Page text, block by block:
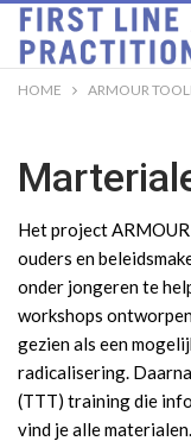
HOME ARMOUR
Het project
ouders en
onder jongeren te
workshops
gezien als een
radicalisering.
(TTT) training die
vind je alle materialen.